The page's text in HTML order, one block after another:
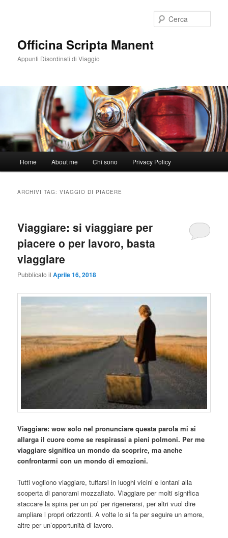
Officina Scripta Manent
Appunti Disordinati di Viaggio
principale
Home About me Chi sono Privacy Policy
ARCHIVI TAG:VIAGGIO DI PIACERE
Viaggiare: si viaggiare per
piacere o per lavoro, basta
viaggiare
Pubblicato ilAprile 16, 2018
Viaggiare: wow solo nel pronunciare questa parola mi si
allarga il cuore come se respirassi a pieni polmoni. Per me
viaggiare significa un mondo da scoprire, ma anche
confrontarmi con un mondo di emozioni.
Tutti vogliono viaggiare, tuffarsi in luoghi vicini e lontani alla
scoperta di panorami mozzafiato. Viaggiare per molti significa
staccare la spina per un po’ per rigenerarsi, per altri vuol dire
ampliare i propri orizzonti. A volte lo si fa per seguire un amore,
altre per un’opportunità di lavoro.